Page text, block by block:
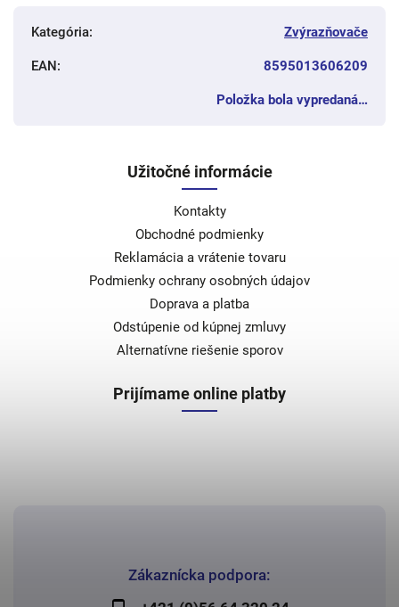
Kategória: Zvýrazňovače
EAN: 8595013606209
Položka bola vypredaná…
Zákaznícka podpora:
Užitočné informácie
Kontakty
Obchodné podmienky
Reklamácia a vrátenie tovaru
Podmienky ochrany osobných údajov
Doprava a platba
Odstúpenie od kúpnej zmluvy
Alternatívne riešenie sporov
Prijímame online platby